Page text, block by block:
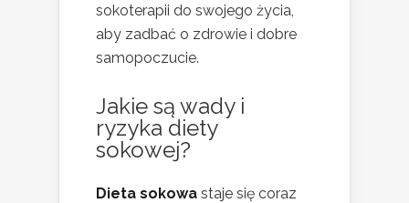
sokoterapii do swojego życia,
aby zadbać o zdrowie i dobre
samopoczucie.
Jakie są wady i
ryzyka diety
sokowej?
Dieta sokowa staje się coraz